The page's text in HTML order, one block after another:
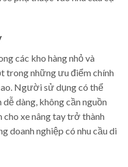
các kho hàng nhỏ và
trong những ưu điểm chính
Người sử dụng có thể
dàng, không cần nguồn
cho xe nâng tay trở thành
doanh nghiệp có nhu cầu di